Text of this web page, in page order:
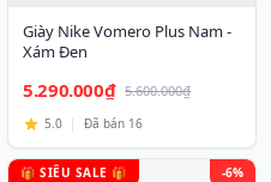
Giày Nike Vomero Plus Nam -
Xám Đen
5.290.000₫ 5.600.000₫
5.0 | Đã bán 16
🎁 SIÊU SALE 🎁
-6%